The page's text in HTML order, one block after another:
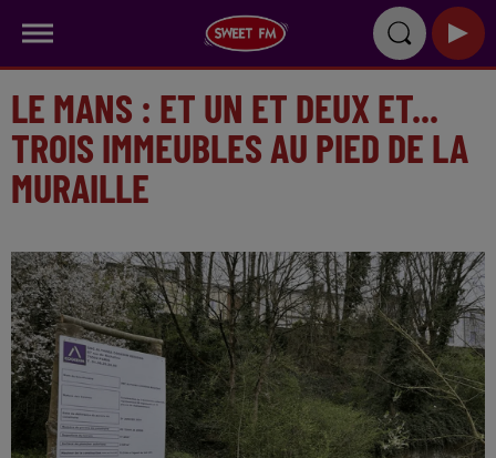
LE MANS : ET UN ET DEUX ET...
TROIS IMMEUBLES AU PIED DE LA
MURAILLE